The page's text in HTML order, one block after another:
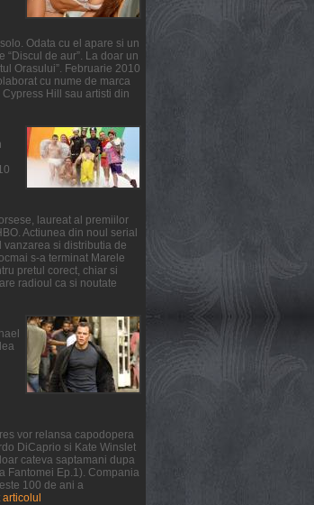
Odata cu el apare si un
de aur”. La doar un
Orasului”. Februarie 2010
cu nume de marca
Hill sau artisti din
laureat al premiilor
Actiunea din noul serial
si distributia de
s-a terminat Marele
pretul corect, chiar si
radioul ca si noutate
vor relansa capodopera
DiCaprio si Kate Winslet
cateva saptamani dupa
Fantomei Ep.1). Compania
100 de ani a